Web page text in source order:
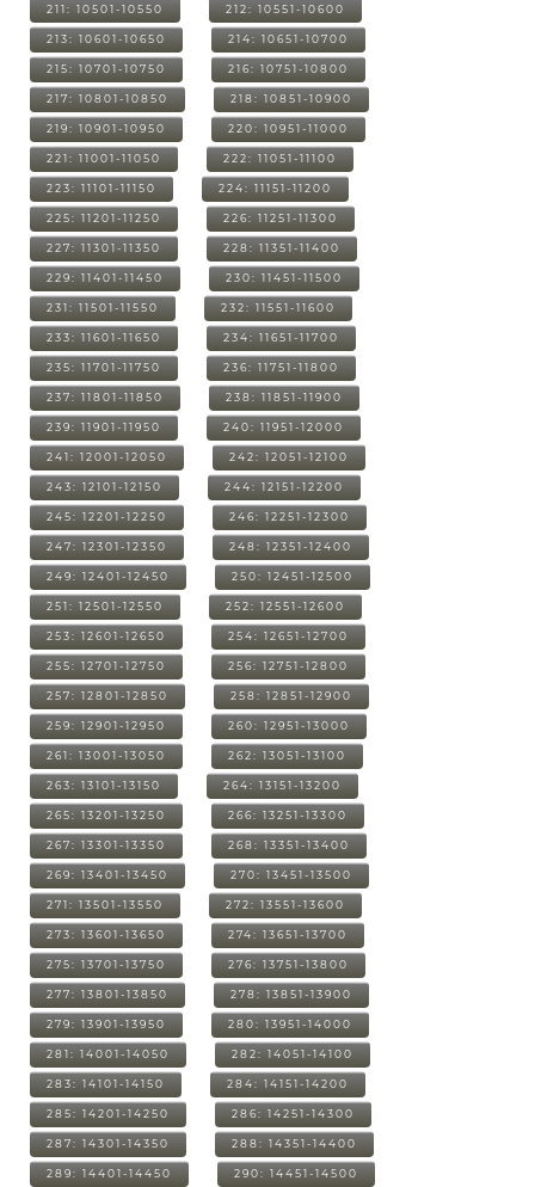
211: 10501-10550 212: 10551-10600
213: 10601-10650 214: 10651-10700
215: 10701-10750 216: 10751-10800
217: 10801-10850 218: 10851-10900
219: 10901-10950 220: 10951-11000
221: 11001-11050 222: 11051-11100
223: 11101-11150 224: 11151-11200
225: 11201-11250 226: 11251-11300
227: 11301-11350 228: 11351-11400
229: 11401-11450 230: 11451-11500
231: 11501-11550 232: 11551-11600
233: 11601-11650 234: 11651-11700
235: 11701-11750 236: 11751-11800
237: 11801-11850 238: 11851-11900
239: 11901-11950 240: 11951-12000
241: 12001-12050 242: 12051-12100
243: 12101-12150 244: 12151-12200
245: 12201-12250 246: 12251-12300
247: 12301-12350 248: 12351-12400
249: 12401-12450 250: 12451-12500
251: 12501-12550 252: 12551-12600
253: 12601-12650 254: 12651-12700
255: 12701-12750 256: 12751-12800
257: 12801-12850 258: 12851-12900
259: 12901-12950 260: 12951-13000
261: 13001-13050 262: 13051-13100
263: 13101-13150 264: 13151-13200
265: 13201-13250 266: 13251-13300
267: 13301-13350 268: 13351-13400
269: 13401-13450 270: 13451-13500
271: 13501-13550 272: 13551-13600
273: 13601-13650 274: 13651-13700
275: 13701-13750 276: 13751-13800
277: 13801-13850 278: 13851-13900
279: 13901-13950 280: 13951-14000
281: 14001-14050 282: 14051-14100
283: 14101-14150 284: 14151-14200
285: 14201-14250 286: 14251-14300
287: 14301-14350 288: 14351-14400
289: 14401-14450 290: 14451-14500